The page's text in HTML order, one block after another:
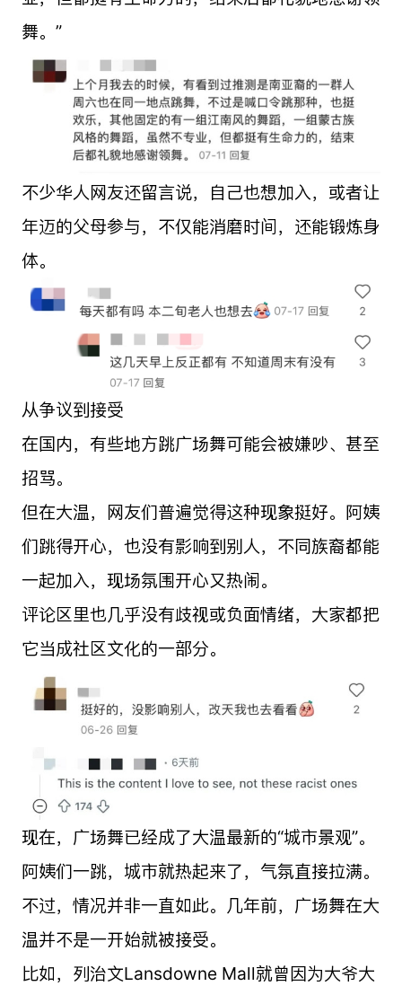
舞。”
不少华人网友还留言说，自己也想加入，或者让
年迈的父母参与，不仅能消磨时间，还能锻炼身
体。
从争议到接受
在国内，有些地方跳广场舞可能会被嫌吵、甚至
招骂。
但在大温，网友们普遍觉得这种现象挺好。阿姨
们跳得开心，也没有影响到别人，不同族裔都能
一起加入，现场氛围开心又热闹。
评论区里也几乎没有歧视或负面情绪，大家都把
它当成社区文化的一部分。
现在，广场舞已经成了大温最新的“城市景观”。
阿姨们一跳，城市就热起来了，气氛直接拉满。
不过，情况并非一直如此。几年前，广场舞在大
温并不是一开始就被接受。
比如，列治文Lansdowne Mall就曾因为大爷大